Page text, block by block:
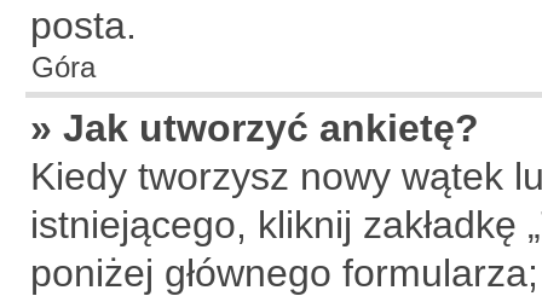
posta.
Góra
» Jak utworzyć ankietę?
Kiedy tworzysz nowy wątek
istniejącego, kliknij zakładkę
poniżej głównego